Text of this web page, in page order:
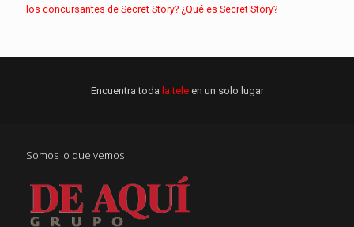
los concursantes de Secret Story? ¿Qué es Secret Story?
Encuentra toda la tele en un solo lugar
Somos lo que vemos